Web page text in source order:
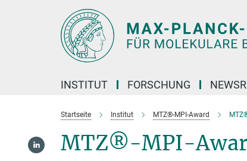
INSTITUT FORSCHUNG
Startseite Institut MTZ®-MPI-Award
MTZ®-MPI-